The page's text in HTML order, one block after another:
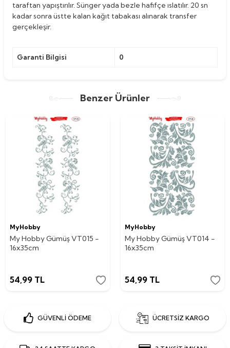
taraftan yapıştırılır. Sünger yada bezle hafifçe ıslatılır. 20 sn
kadar sonra üstte kalan kağıt tabakası alınarak transfer
gerçekleşir.
Garanti Bilgisi 0
Benzer Ürünler
MyHobby
My Hobby Gümüş VT015 -
16x35cm
54,99 TL
MyHobby
My Hobby Gümüş VT014 -
16x35cm
54,99TL
GÜVENLİ ÖDEME ÜCRETSİZ KARGO